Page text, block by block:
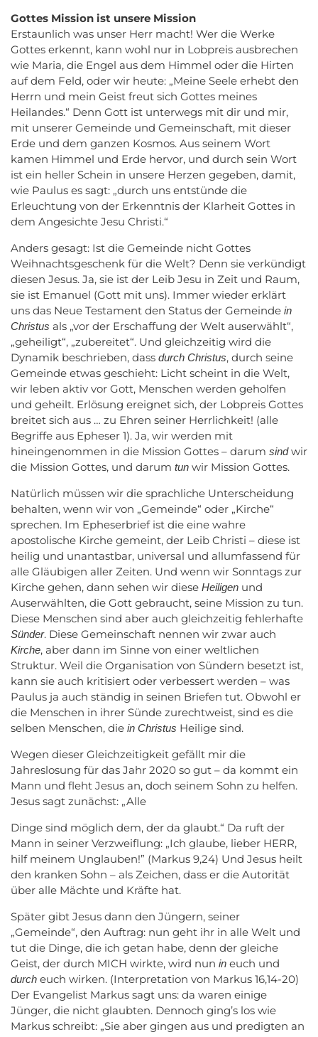
Gottes Mission ist unsere Mission
Erstaunlich was unser Herr macht! Wer die Werke
Gottes erkennt, kann wohl nur in Lobpreis ausbrechen
wie Maria, die Engel aus dem Himmel oder die Hirten
auf dem Feld, oder wir heute: „Meine Seele erhebt den
Herrn und mein Geist freut sich Gottes meines
Heilandes.“ Denn Gott ist unterwegs mit dir und mir,
mit unserer Gemeinde und Gemeinschaft, mit dieser
Erde und dem ganzen Kosmos. Aus seinem Wort
kamen Himmel und Erde hervor, und durch sein Wort
ist ein heller Schein in unsere Herzen gegeben, damit,
wie Paulus es sagt: „durch uns entstünde die
Erleuchtung von der Erkenntnis der Klarheit Gottes in
dem Angesichte Jesu Christi.“
Anders gesagt: Ist die Gemeinde nicht Gottes
Weihnachtsgeschenk für die Welt? Denn sie verkündigt
diesen Jesus. Ja, sie ist der Leib Jesu in Zeit und Raum,
sie ist Emanuel (Gott mit uns). Immer wieder erklärt
uns das Neue Testament den Status der Gemeinde in
Christus als „vor der Erschaffung der Welt auserwählt“,
„geheiligt“, „zubereitet“. Und gleichzeitig wird die
Dynamik beschrieben, dass durch Christus, durch seine
Gemeinde etwas geschieht: Licht scheint in die Welt,
wir leben aktiv vor Gott, Menschen werden geholfen
und geheilt. Erlösung ereignet sich, der Lobpreis Gottes
breitet sich aus … zu Ehren seiner Herrlichkeit! (alle
Begriffe aus Epheser 1). Ja, wir werden mit
hineingenommen in die Mission Gottes – darum sindwir
die Mission Gottes, und darum tun wir Mission Gottes.
Natürlich müssen wir die sprachliche Unterscheidung
behalten, wenn wir von „Gemeinde“ oder „Kirche“
sprechen. Im Epheserbrief ist die eine wahre
apostolische Kirche gemeint, der Leib Christi – diese ist
heilig und unantastbar, universal und allumfassend für
alle Gläubigen aller Zeiten. Und wenn wir Sonntags zur
Kirche gehen, dann sehen wir diese Heiligen und
Auserwählten, die Gott gebraucht, seine Mission zu tun.
Diese Menschen sind aber auch gleichzeitig fehlerhafte
Sünder. Diese Gemeinschaft nennen wir zwar auch
Kirche, aber dann im Sinne von einer weltlichen
Struktur. Weil die Organisation von Sündern besetzt ist,
kann sie auch kritisiert oder verbessert werden – was
Paulus ja auch ständig in seinen Briefen tut. Obwohl er
die Menschen in ihrer Sünde zurechtweist, sind es die
selben Menschen, die in Christus Heilige sind.
Wegen dieser Gleichzeitigkeit gefällt mir die
Jahreslosung für das Jahr 2020 so gut – da kommt ein
Mann und fleht Jesus an, doch seinem Sohn zu helfen.
Jesus sagt zunächst: „Alle
Dinge sind möglich dem, der da glaubt.“ Da ruft der
Mann in seiner Verzweiflung: „Ich glaube, lieber HERR,
hilf meinem Unglauben!” (Markus 9,24) Und Jesus heilt
den kranken Sohn – als Zeichen, dass er die Autorität
über alle Mächte und Kräfte hat.
Später gibt Jesus dann den Jüngern, seiner
„Gemeinde“, den Auftrag: nun geht ihr in alle Welt und
tut die Dinge, die ich getan habe, denn der gleiche
Geist, der durch MICH wirkte, wird nun in euch und
durch euch wirken. (Interpretation von Markus 16,14-20)
Der Evangelist Markus sagt uns: da waren einige
Jünger, die nicht glaubten. Dennoch ging’s los wie
Markus schreibt: „Sie aber gingen aus und predigten an